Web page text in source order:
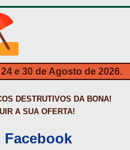
REVESTIMENTO DE TANQUES E
TINTASTRATAMENTO
e 30 de Agosto de 2026.
DESTRUTIVOS DA BONA!
A SUA OFERTA!